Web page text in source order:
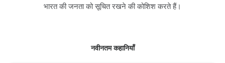
भारत की जनता को सूचित रखने की कोशिश करते हैं।
नवीनतम कहानियाँ